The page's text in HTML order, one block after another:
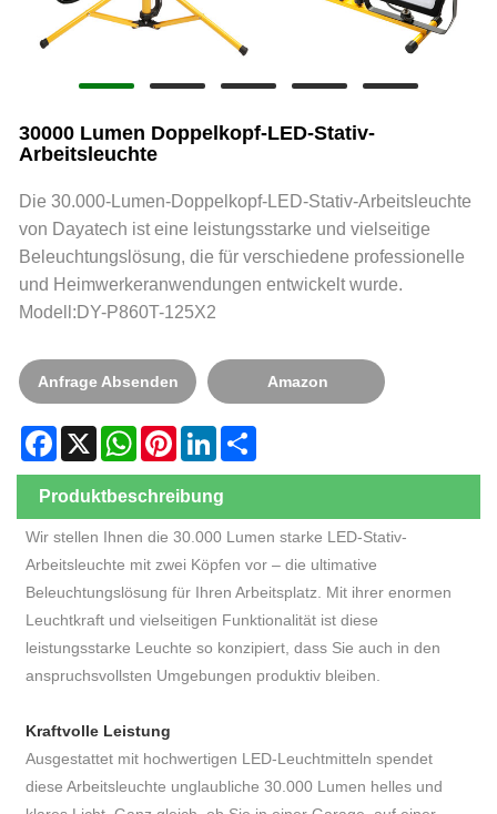
30000 Lumen Doppelkopf-LED-Stativ-
Arbeitsleuchte
Die 30.000-Lumen-Doppelkopf-LED-Stativ-Arbeitsleuchte
von Dayatech ist eine leistungsstarke und vielseitige
Beleuchtungslösung, die für verschiedene professionelle
und Heimwerkeranwendungen entwickelt wurde.
Modell:DY-P860T-125X2
Anfrage Absenden Amazon
Facebook
X WhatsApp
PinterestLinkedIn
Produktbeschreibung
Wir stellen Ihnen die 30.000 Lumen starke LED-Stativ-
Arbeitsleuchte mit zwei Köpfen vor – die ultimative
Beleuchtungslösung für Ihren Arbeitsplatz. Mit ihrer enormen
Leuchtkraft und vielseitigen Funktionalität ist diese
leistungsstarke Leuchte so konzipiert, dass Sie auch in den
anspruchsvollsten Umgebungen produktiv bleiben.
Kraftvolle Leistung
Ausgestattet mit hochwertigen LED-Leuchtmitteln spendet
diese Arbeitsleuchte unglaubliche 30.000 Lumen helles und